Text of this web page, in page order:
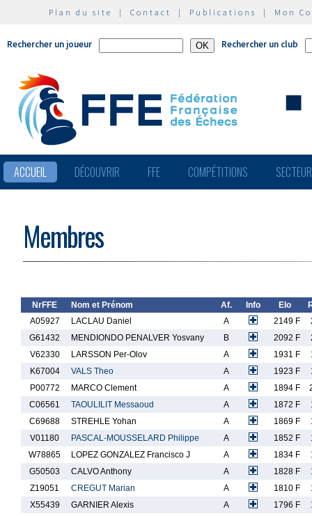
Plan du site | Contact | Publications | Mon
Rechercher un joueur Rechercher un club
ACCUEIL DÉCOUVRIR FFE COMPÉTITIONS
Membres
NrFFE Nom et Prénom Af. Info Elo
A05927
LACLAU Daniel A 2149 F
G61432
MENDIONDO PENALVER Yosvany B 2092 F
V62330
LARSSON Per-Olov A 1931 F
K67004
VALS Theo A 1923 F
P00772
MARCO Clement A 1894 F
C06561
TAOULILIT Messaoud A 1872 F
C69688
STREHLE Yohan A 1869 F
V01180
PASCAL-MOUSSELARD Philippe A 1852 F
W78865
LOPEZ GONZALEZ Francisco J A 1834 F
G50503
CALVO Anthony A 1828 F
Z19051
CREGUT Marian A 1810 F
X55439
GARNIER Alexis A 1796 F